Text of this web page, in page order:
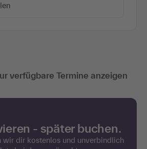
verfügbare Termine anzeigen
- später buchen.
wir dir kostenlos und unverbindlich